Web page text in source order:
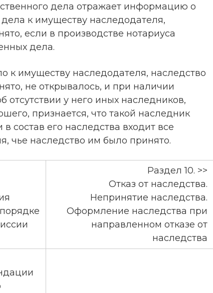
дела отражает информацию о
к имуществу наследодателя,
если в производстве нотариуса
дела.
к имуществу наследодателя, наследство
не открывалось, и при наличии
отсутствии у него иных наследников,
признается, что такой наследник
состав его наследства входит все
чье наследство им было принято.
Раздел 10. >>
Отказ от наследства.
Непринятие наследства.
Оформление наследства при
направленном отказе от
наследства